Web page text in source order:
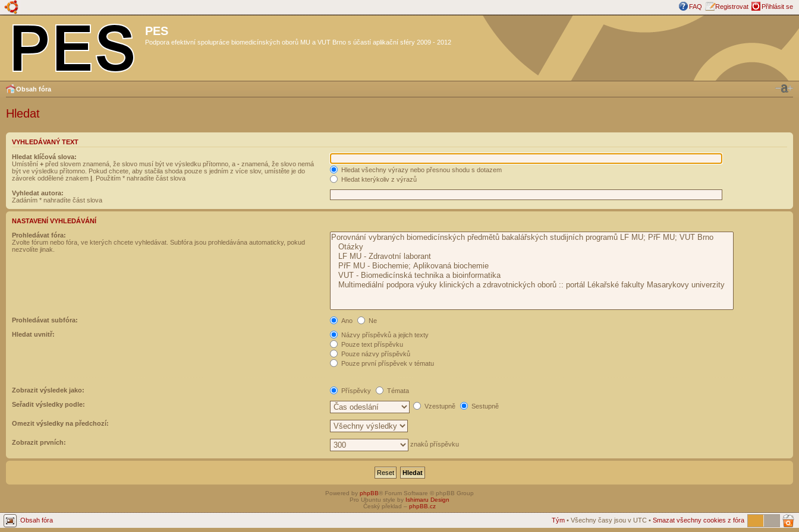
FAQ Registrovat Přihlásit se
PES
Podpora efektivní spolupráce biomedicínských oborů MU a VUT Brno s účastí aplikační sféry 2009 - 2012
Obsah fóra
Hledat
VYHLEDÁVANÝ TEXT
Hledat klíčová slova:
Umístění + před slovem znamená, že slovo musí být ve výsledku přítomno, a - znamená, že slovo nemá
být ve výsledku přítomno. Pokud chcete, aby stačila shoda pouze s jedním z více slov, umístěte je do
závorek oddělené znakem | . Použitím * nahradíte část slova
Hledat všechny výrazy nebo přesnou shodu s dotazem
Hledat kterýkoliv z výrazů
Vyhledat autora:
Zadáním * nahradíte část slova
NASTAVENÍ VYHLEDÁVÁNÍ
Prohledávat fóra:
Zvolte fórum nebo fóra, ve kterých chcete vyhledávat. Subfóra jsou prohledávána automaticky, pokud
nezvolíte jinak.
Prohledávat subfóra: Ano
Ne
Hledat uvnitř:
Názvy příspěvků a jejich texty
Pouze text příspěvku
Pouze názvy příspěvků
Pouze první příspěvek v tématu
Zobrazit výsledek jako: Příspěvky
Témata
Seřadit výsledky podle:
Vzestupně Sestupně
Omezit výsledky na předchozí:
Zobrazit prvních: znaků příspěvku
Powered by phpBB® Forum Software © phpBB Group
Pro Ubuntu style by Ishimaru Design
Český překlad – phpBB.cz
Obsah fóra Tým • Všechny časy jsou v UTC • Smazat všechny cookies z fóra